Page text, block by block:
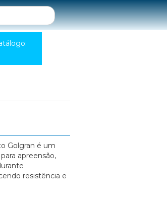
Golgran é um
apreensão,
resistência e